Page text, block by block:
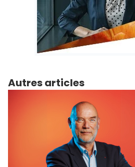
Autres articles